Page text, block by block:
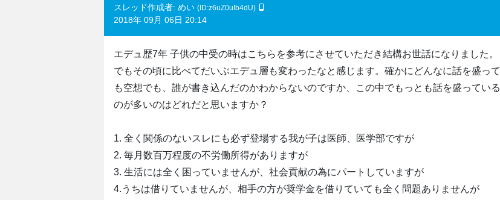
スレッド作成者: めい (ID:z6uZ0uIb4dU)
2018年 09月 06日 20:14
エデュ歴7年 子供の中受の時はこちらを参考にさせていただき結構お世話になりました。
でもその頃に比べてだいぶエデュ層も変わったなと感じます。確かにどんなに話を盛って
も空想でも、誰が書き込んだのかわからないのですか、この中でもっとも話を盛っている
のが多いのはどれだと思いますか？
1. 全く関係のないスレにも必ず登場する我が子は医師、医学部ですが
2. 毎月数百万程度の不労働所得がありますが
3. 生活には全く困っていませんが、社会貢献の為にパートしていますが
4.うちは借りていませんが、相手の方が奨学金を借りていても全く問題ありませんが